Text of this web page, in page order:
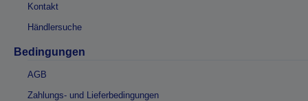
Kontakt
Händlersuche
Bedingungen
AGB
Zahlungs- und Lieferbedingungen